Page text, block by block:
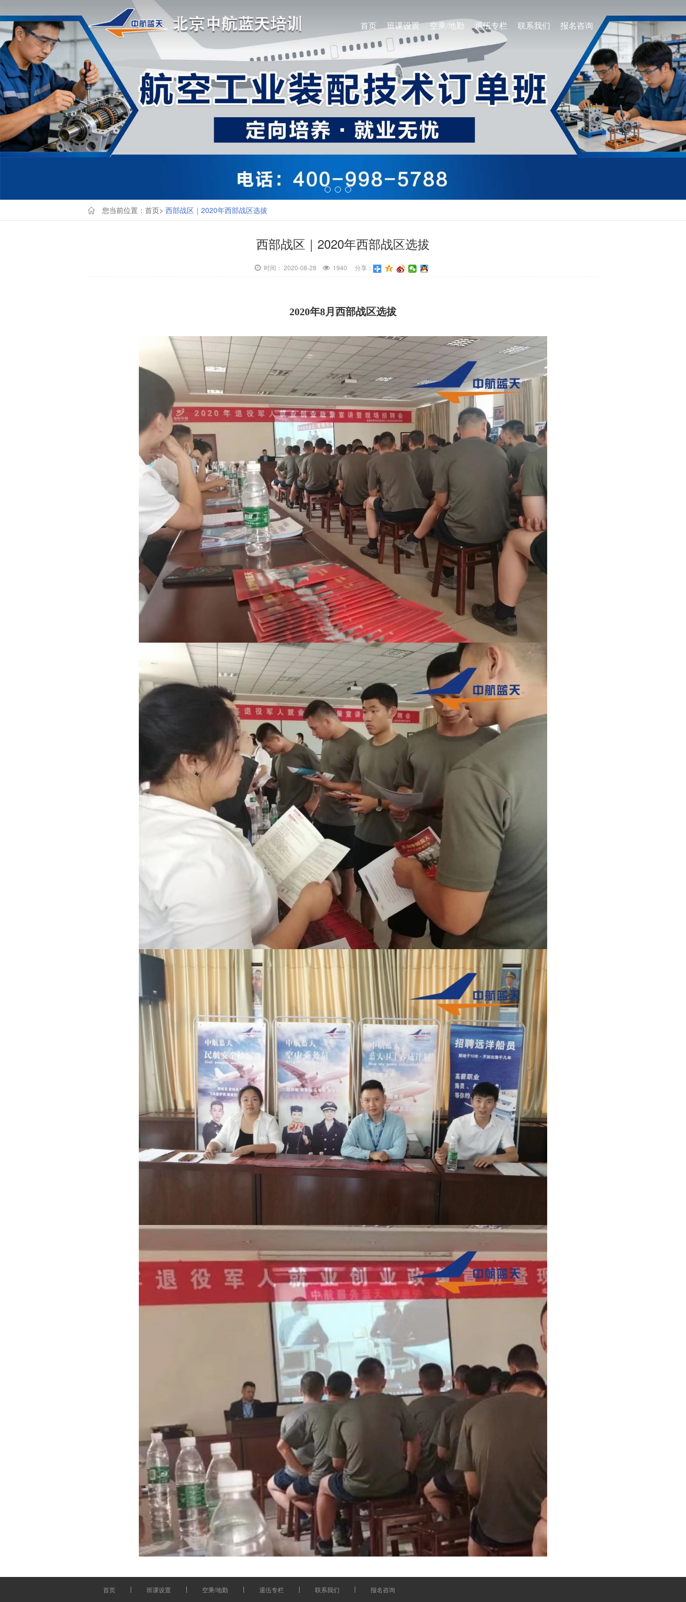
首页 班课设置 空乘/地勤 退伍专栏 联系我们 报名咨询
您当前位置： 首页> 西部战区｜2020年西部战区选拔
西部战区｜2020年西部战区选拔
时间： 2020-08-28 1940 分享：
2020年8月西部战区选拔
首页 班课设置 空乘/地勤 退伍专栏 联系我们 报名咨询